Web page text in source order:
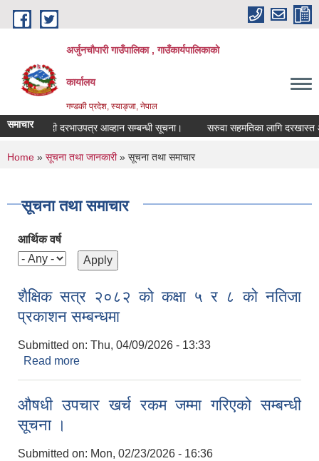
Skip to main content
अर्जुनचौपारी गाउँपालिका , गाउँकार्यपालिकाको
कार्यालय
गण्डकी प्रदेश, स्याङ्जा, नेपाल
समाचार
सिलबन्दी दरभाउपत्र आव्हान सम्बन्धी सूचना। सरुवा सहमतिका लागि दरखास्त
You are here
Home » सूचना तथा जानकारी» सूचना तथा समाचार
सूचना तथा समाचार
आर्थिक वर्ष
शैक्षिक सत्र २०८२ को कक्षा ५ र ८ को नतिजा
प्रकाशन सम्बन्धमा
Submitted on: Thu, 04/09/2026 - 13:33
Read more
औषधी उपचार खर्च रकम जम्मा गरिएको सम्बन्धी
सूचना ।
Submitted on: Mon, 02/23/2026 - 16:36